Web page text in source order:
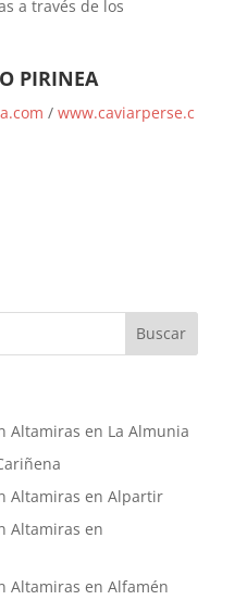
a través de los
PIRINEA
/ www.caviarperse.c
Buscar
Altamiras en La Almunia
Altamiras en Alpartir
Altamiras en
Altamiras en Alfamén